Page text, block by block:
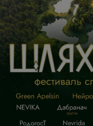
Леонидовне, человеку
качество,спасибо ей